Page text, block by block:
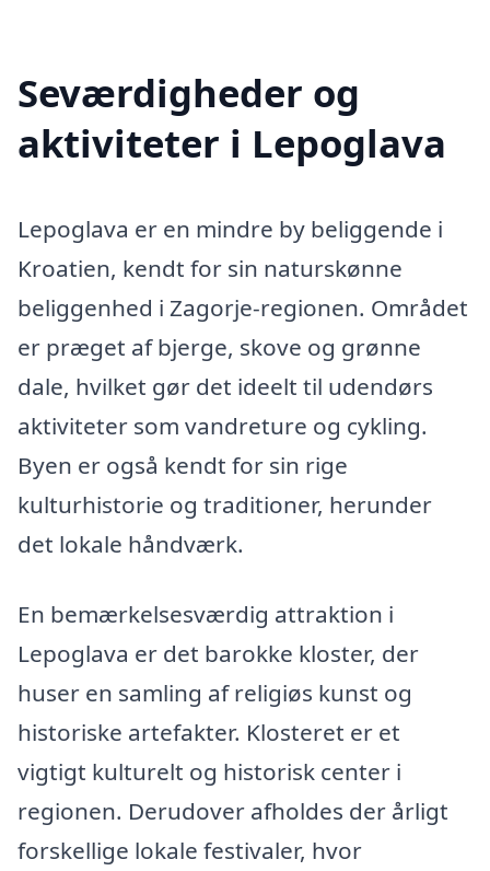
Seværdigheder og
aktiviteter i Lepoglava
Lepoglava er en mindre by beliggende i
Kroatien, kendt for sin naturskønne
beliggenhed i Zagorje-regionen. Området
er præget af bjerge, skove og grønne
dale, hvilket gør det ideelt til udendørs
aktiviteter som vandreture og cykling.
Byen er også kendt for sin rige
kulturhistorie og traditioner, herunder
det lokale håndværk.
En bemærkelsesværdig attraktion i
Lepoglava er det barokke kloster, der
huser en samling af religiøs kunst og
historiske artefakter. Klosteret er et
vigtigt kulturelt og historisk center i
regionen. Derudover afholdes der årligt
forskellige lokale festivaler, hvor